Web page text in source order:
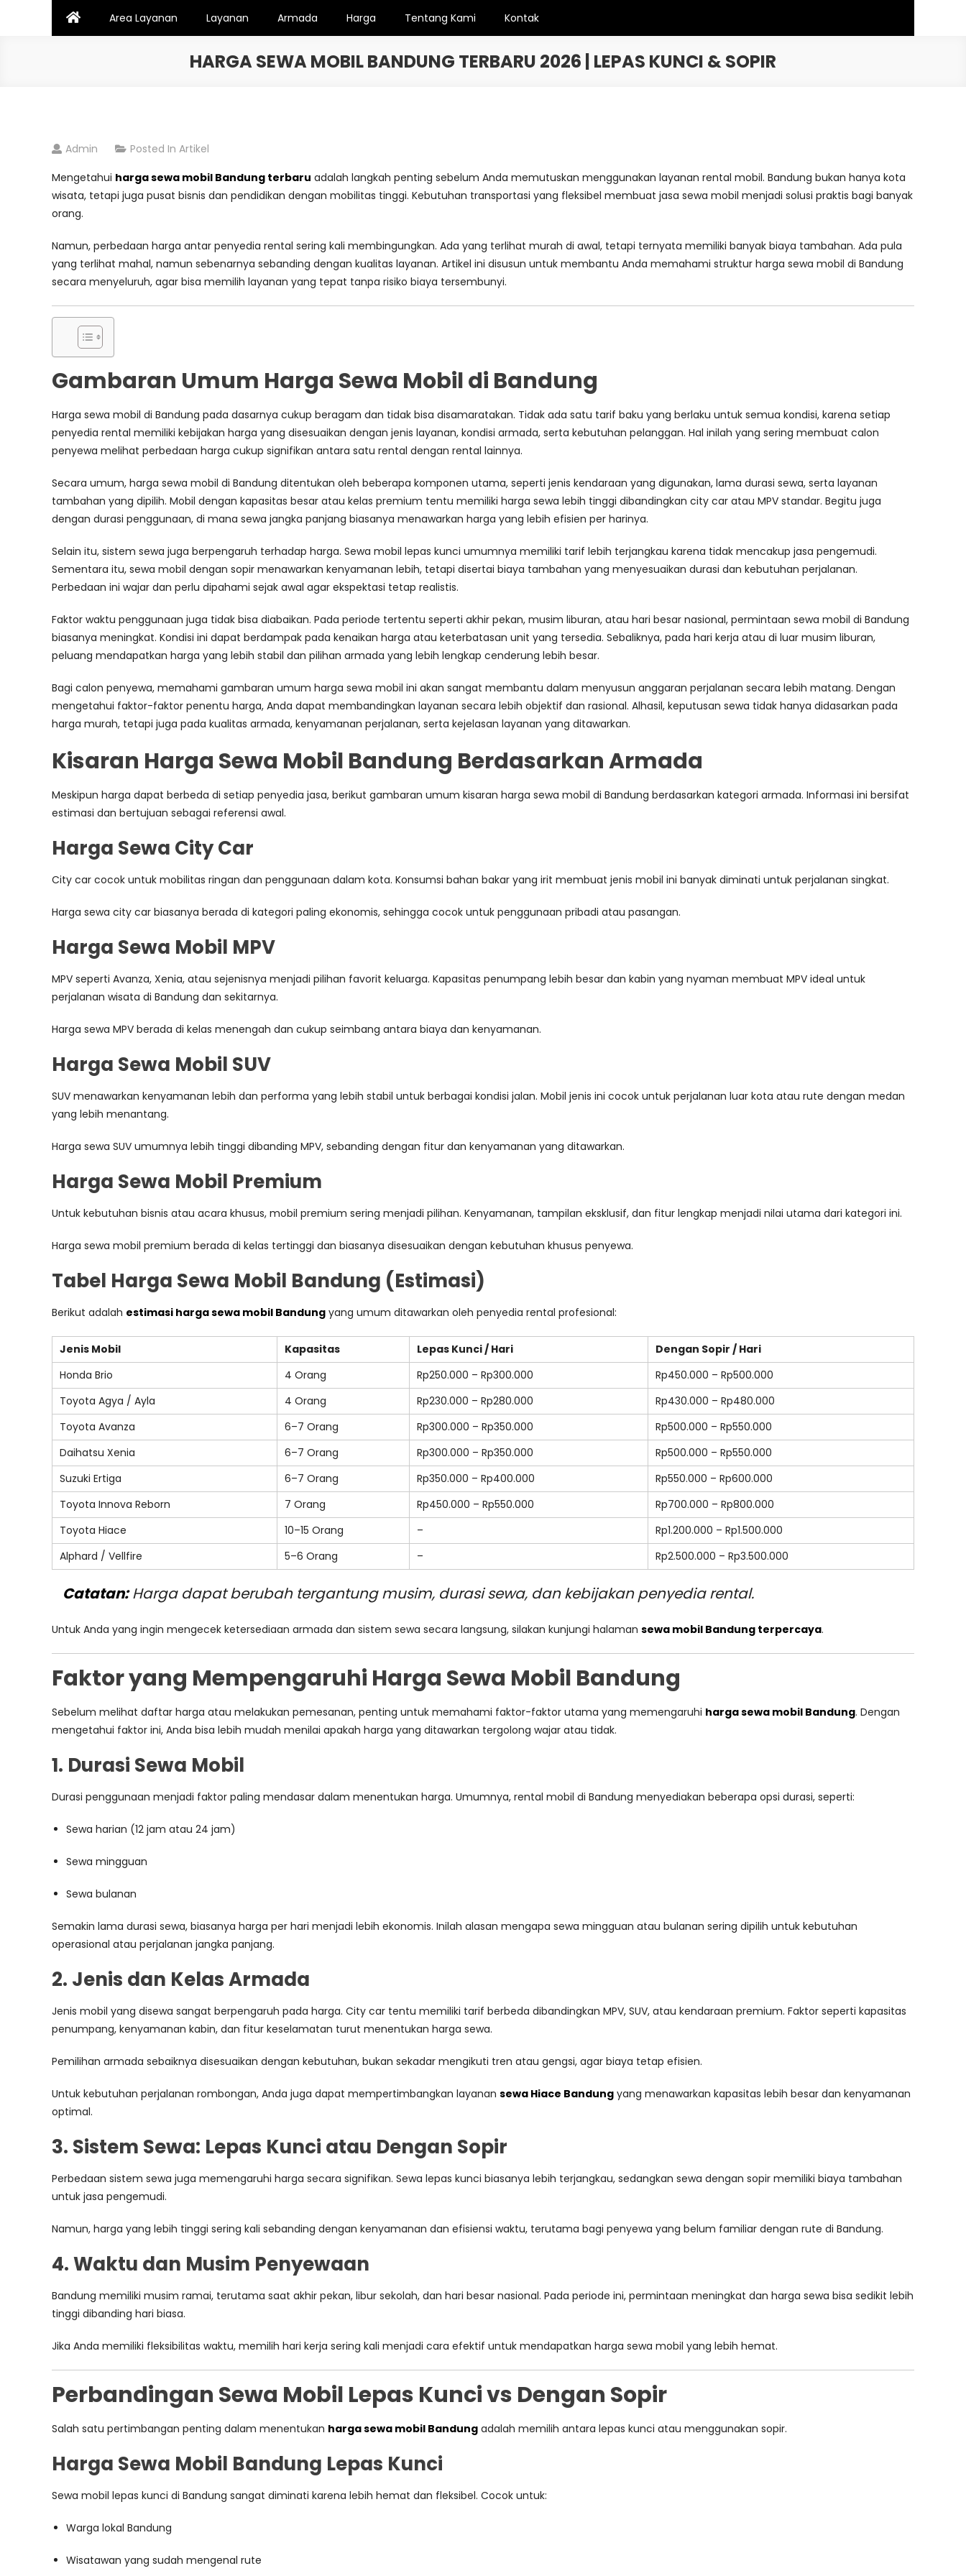
Area Layanan Layanan Armada Harga Tentang Kami Kontak
HARGA SEWA MOBIL BANDUNG TERBARU 2026 | LEPAS KUNCI & SOPIR
Admin Posted In Artikel
Mengetahui harga sewa mobil Bandung terbaru adalah langkah penting sebelum Anda memutuskan menggunakan layanan rental mobil. Bandung bukan hanya kota
wisata, tetapi juga pusat bisnis dan pendidikan dengan mobilitas tinggi. Kebutuhan transportasi yang fleksibel membuat jasa sewa mobil menjadi solusi praktis bagi banyak
orang.
Namun, perbedaan harga antar penyedia rental sering kali membingungkan. Ada yang terlihat murah di awal, tetapi ternyata memiliki banyak biaya tambahan. Ada pula
yang terlihat mahal, namun sebenarnya sebanding dengan kualitas layanan. Artikel ini disusun untuk membantu Anda memahami struktur harga sewa mobil di Bandung
secara menyeluruh, agar bisa memilih layanan yang tepat tanpa risiko biaya tersembunyi.
Gambaran Umum Harga Sewa Mobil di Bandung
Harga sewa mobil di Bandung pada dasarnya cukup beragam dan tidak bisa disamaratakan. Tidak ada satu tarif baku yang berlaku untuk semua kondisi, karena setiap
penyedia rental memiliki kebijakan harga yang disesuaikan dengan jenis layanan, kondisi armada, serta kebutuhan pelanggan. Hal inilah yang sering membuat calon
penyewa melihat perbedaan harga cukup signifikan antara satu rental dengan rental lainnya.
Secara umum, harga sewa mobil di Bandung ditentukan oleh beberapa komponen utama, seperti jenis kendaraan yang digunakan, lama durasi sewa, serta layanan
tambahan yang dipilih. Mobil dengan kapasitas besar atau kelas premium tentu memiliki harga sewa lebih tinggi dibandingkan city car atau MPV standar. Begitu juga
dengan durasi penggunaan, di mana sewa jangka panjang biasanya menawarkan harga yang lebih efisien per harinya.
Selain itu, sistem sewa juga berpengaruh terhadap harga. Sewa mobil lepas kunci umumnya memiliki tarif lebih terjangkau karena tidak mencakup jasa pengemudi.
Sementara itu, sewa mobil dengan sopir menawarkan kenyamanan lebih, tetapi disertai biaya tambahan yang menyesuaikan durasi dan kebutuhan perjalanan.
Perbedaan ini wajar dan perlu dipahami sejak awal agar ekspektasi tetap realistis.
Faktor waktu penggunaan juga tidak bisa diabaikan. Pada periode tertentu seperti akhir pekan, musim liburan, atau hari besar nasional, permintaan sewa mobil di Bandung
biasanya meningkat. Kondisi ini dapat berdampak pada kenaikan harga atau keterbatasan unit yang tersedia. Sebaliknya, pada hari kerja atau di luar musim liburan,
peluang mendapatkan harga yang lebih stabil dan pilihan armada yang lebih lengkap cenderung lebih besar.
Bagi calon penyewa, memahami gambaran umum harga sewa mobil ini akan sangat membantu dalam menyusun anggaran perjalanan secara lebih matang. Dengan
mengetahui faktor-faktor penentu harga, Anda dapat membandingkan layanan secara lebih objektif dan rasional. Alhasil, keputusan sewa tidak hanya didasarkan pada
harga murah, tetapi juga pada kualitas armada, kenyamanan perjalanan, serta kejelasan layanan yang ditawarkan.
Kisaran Harga Sewa Mobil Bandung Berdasarkan Armada
Meskipun harga dapat berbeda di setiap penyedia jasa, berikut gambaran umum kisaran harga sewa mobil di Bandung berdasarkan kategori armada. Informasi ini bersifat
estimasi dan bertujuan sebagai referensi awal.
Harga Sewa City Car
City car cocok untuk mobilitas ringan dan penggunaan dalam kota. Konsumsi bahan bakar yang irit membuat jenis mobil ini banyak diminati untuk perjalanan singkat.
Harga sewa city car biasanya berada di kategori paling ekonomis, sehingga cocok untuk penggunaan pribadi atau pasangan.
Harga Sewa Mobil MPV
MPV seperti Avanza, Xenia, atau sejenisnya menjadi pilihan favorit keluarga. Kapasitas penumpang lebih besar dan kabin yang nyaman membuat MPV ideal untuk
perjalanan wisata di Bandung dan sekitarnya.
Harga sewa MPV berada di kelas menengah dan cukup seimbang antara biaya dan kenyamanan.
Harga Sewa Mobil SUV
SUV menawarkan kenyamanan lebih dan performa yang lebih stabil untuk berbagai kondisi jalan. Mobil jenis ini cocok untuk perjalanan luar kota atau rute dengan medan
yang lebih menantang.
Harga sewa SUV umumnya lebih tinggi dibanding MPV, sebanding dengan fitur dan kenyamanan yang ditawarkan.
Harga Sewa Mobil Premium
Untuk kebutuhan bisnis atau acara khusus, mobil premium sering menjadi pilihan. Kenyamanan, tampilan eksklusif, dan fitur lengkap menjadi nilai utama dari kategori ini.
Harga sewa mobil premium berada di kelas tertinggi dan biasanya disesuaikan dengan kebutuhan khusus penyewa.
Tabel Harga Sewa Mobil Bandung (Estimasi)
Berikut adalah estimasi harga sewa mobil Bandung yang umum ditawarkan oleh penyedia rental profesional:
Jenis Mobil Kapasitas Lepas Kunci / Hari
Dengan Sopir / Hari
Honda Brio
4 Orang Rp250.000 – Rp300.000
Rp450.000 – Rp500.000
Toyota Agya / Ayla
4 Orang Rp230.000 – Rp280.000
Rp430.000 – Rp480.000
Toyota Avanza
6–7 Orang Rp300.000 – Rp350.000
Rp500.000 – Rp550.000
Daihatsu Xenia
6–7 Orang Rp300.000 – Rp350.000
Rp500.000 – Rp550.000
Suzuki Ertiga
6–7 Orang Rp350.000 – Rp400.000
Rp550.000 – Rp600.000
Toyota Innova Reborn
7 Orang Rp450.000 – Rp550.000
Rp700.000 – Rp800.000
Toyota Hiace
10–15 Orang –
Rp1.200.000 – Rp1.500.000
Alphard / Vellfire
5–6 Orang – Rp2.500.000 – Rp3.500.000
Catatan:Harga dapat berubah tergantung musim, durasi sewa, dan kebijakan penyedia rental.
Untuk Anda yang ingin mengecek ketersediaan armada dan sistem sewa secara langsung, silakan kunjungi halaman sewa mobil Bandung terpercaya.
Faktor yang Mempengaruhi Harga Sewa Mobil Bandung
Sebelum melihat daftar harga atau melakukan pemesanan, penting untuk memahami faktor-faktor utama yang memengaruhi harga sewa mobil Bandung. Dengan
mengetahui faktor ini, Anda bisa lebih mudah menilai apakah harga yang ditawarkan tergolong wajar atau tidak.
1. Durasi Sewa Mobil
Durasi penggunaan menjadi faktor paling mendasar dalam menentukan harga. Umumnya, rental mobil di Bandung menyediakan beberapa opsi durasi, seperti:
Sewa harian (12 jam atau 24 jam)
Sewa mingguan
Sewa bulanan
Semakin lama durasi sewa, biasanya harga per hari menjadi lebih ekonomis. Inilah alasan mengapa sewa mingguan atau bulanan sering dipilih untuk kebutuhan
operasional atau perjalanan jangka panjang.
2. Jenis dan Kelas Armada
Jenis mobil yang disewa sangat berpengaruh pada harga. City car tentu memiliki tarif berbeda dibandingkan MPV, SUV, atau kendaraan premium. Faktor seperti kapasitas
penumpang, kenyamanan kabin, dan fitur keselamatan turut menentukan harga sewa.
Pemilihan armada sebaiknya disesuaikan dengan kebutuhan, bukan sekadar mengikuti tren atau gengsi, agar biaya tetap efisien.
Untuk kebutuhan perjalanan rombongan, Anda juga dapat mempertimbangkan layanan sewa Hiace Bandung yang menawarkan kapasitas lebih besar dan kenyamanan
optimal.
3. Sistem Sewa: Lepas Kunci atau Dengan Sopir
Perbedaan sistem sewa juga memengaruhi harga secara signifikan. Sewa lepas kunci biasanya lebih terjangkau, sedangkan sewa dengan sopir memiliki biaya tambahan
untuk jasa pengemudi.
Namun, harga yang lebih tinggi sering kali sebanding dengan kenyamanan dan efisiensi waktu, terutama bagi penyewa yang belum familiar dengan rute di Bandung.
4. Waktu dan Musim Penyewaan
Bandung memiliki musim ramai, terutama saat akhir pekan, libur sekolah, dan hari besar nasional. Pada periode ini, permintaan meningkat dan harga sewa bisa sedikit lebih
tinggi dibanding hari biasa.
Jika Anda memiliki fleksibilitas waktu, memilih hari kerja sering kali menjadi cara efektif untuk mendapatkan harga sewa mobil yang lebih hemat.
Perbandingan Sewa Mobil Lepas Kunci vs Dengan Sopir
Salah satu pertimbangan penting dalam menentukan harga sewa mobil Bandung adalah memilih antara lepas kunci atau menggunakan sopir.
Harga Sewa Mobil Bandung Lepas Kunci
Sewa mobil lepas kunci di Bandung sangat diminati karena lebih hemat dan fleksibel. Cocok untuk:
Warga lokal Bandung
Wisatawan yang sudah mengenal rute